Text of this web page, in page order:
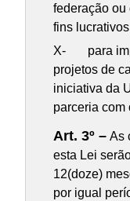
federação ou
fins
X- para
projetos de
iniciativa da
parceria com
Art. 3º – As
esta Lei
12(doze)
por igual